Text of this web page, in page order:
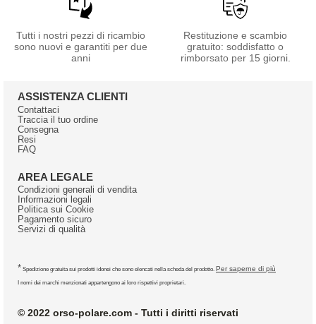
Tutti i nostri pezzi di ricambio
sono nuovi e garantiti per due
anni
Restituzione e scambio
gratuito: soddisfatto o
rimborsato per 15 giorni.
ASSISTENZA CLIENTI
Contattaci
Traccia il tuo ordine
Consegna
Resi
FAQ
AREA LEGALE
Condizioni generali di vendita
Informazioni legali
Politica sui Cookie
Pagamento sicuro
Servizi di qualità
* Spedizione gratuita sui prodotti idonei che sono elencati nella scheda del prodotto. Per saperne di più
I nomi dei marchi menzionati appartengono ai loro rispettivi proprietari.
© 2022 orso-polare.com - Tutti i diritti riservati